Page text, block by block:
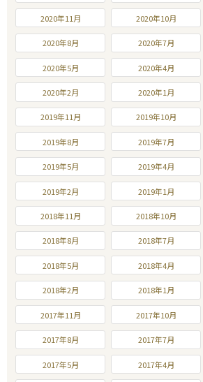
2020年11月 2020年10月
2020年8月 2020年7月
2020年5月 2020年4月
2020年2月 2020年1月
2019年11月 2019年10月
2019年8月 2019年7月
2019年5月 2019年4月
2019年2月 2019年1月
2018年11月 2018年10月
2018年8月 2018年7月
2018年5月 2018年4月
2018年2月 2018年1月
2017年11月 2017年10月
2017年8月 2017年7月
2017年5月 2017年4月